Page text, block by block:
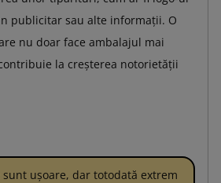
publicitar sau alte informații. O
nu doar face ambalajul mai
la creșterea notorietății
ușoare, dar totodată extrem